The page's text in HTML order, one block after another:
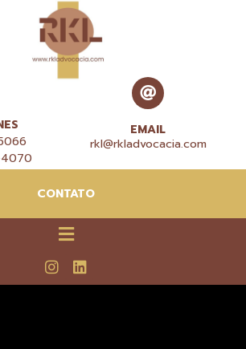
EMAIL
rkl@rkladvocacia.com
CONTATO